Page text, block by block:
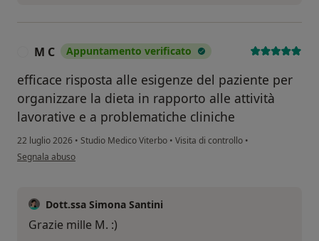
M C Appuntamento verificato
efficace risposta alle esigenze del paziente per
organizzare la dieta in rapporto alle attività
lavorative e a problematiche cliniche
22 luglio 2026 • Studio Medico Viterbo • Visita di controllo •
secondo l'opinione dell'utente M C
Segnala abuso
Dott.ssa Simona Santini
Grazie mille M. :)